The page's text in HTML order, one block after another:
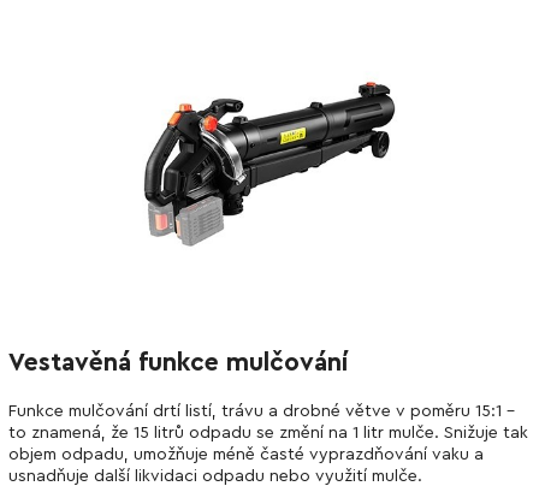
Vestavěná funkce mulčování
Funkce mulčování drtí listí, trávu a drobné větve v poměru 15:1 –
to znamená, že 15 litrů odpadu se změní na 1 litr mulče. Snižuje tak
objem odpadu, umožňuje méně časté vyprazdňování vaku a
usnadňuje další likvidaci odpadu nebo využití mulče.